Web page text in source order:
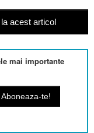
acest articol
mai importante